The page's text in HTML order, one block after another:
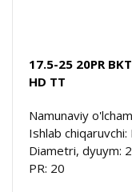
17.5-25 20PR
HD TT
Namunaviy
Ishlab chiqaruvchi:
Diametri, dyuym:
PR: 20